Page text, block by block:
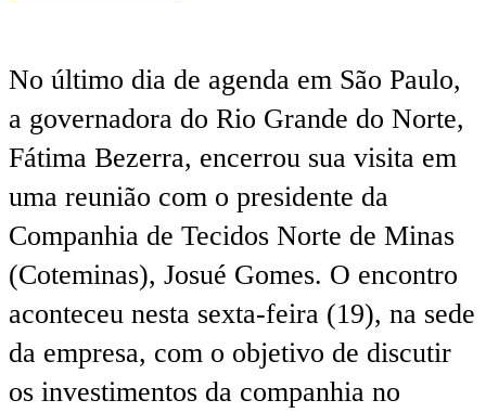
No último dia de agenda em São Paulo,
a governadora do Rio Grande do Norte,
Fátima Bezerra, encerrou sua visita em
uma reunião com o presidente da
Companhia de Tecidos Norte de Minas
(Coteminas), Josué Gomes. O encontro
aconteceu nesta sexta-feira (19), na sede
da empresa, com o objetivo de discutir
os investimentos da companhia no